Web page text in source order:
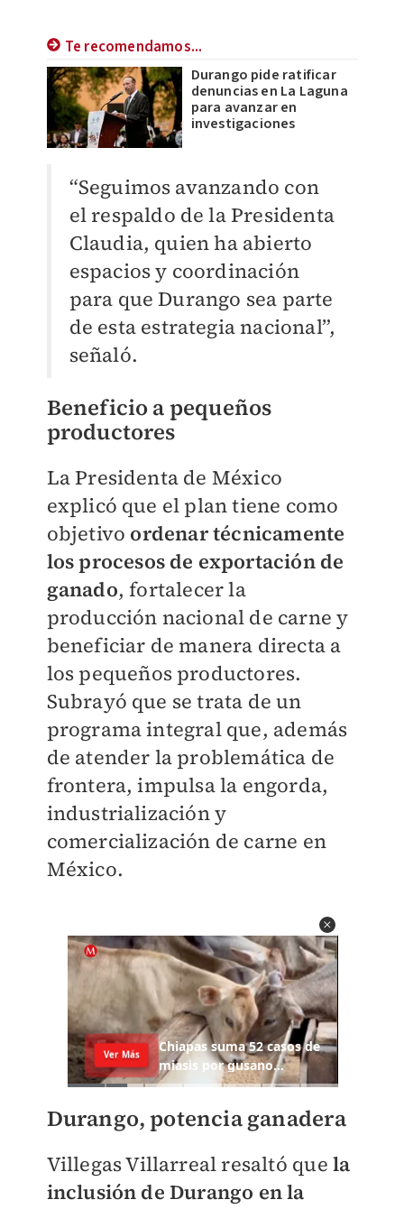
Te recomendamos...
Durango pide ratificar
denuncias en La Laguna
para avanzar en
investigaciones
“Seguimos avanzando con
el respaldo de la Presidenta
Claudia, quien ha abierto
espacios y coordinación
para que Durango sea parte
de esta estrategia nacional”,
señaló.
Beneficio a pequeños
productores
La Presidenta de México
explicó que el plan tiene como
objetivo ordenar técnicamente
los procesos de exportación de
ganado, fortalecer la
producción nacional de carne y
beneficiar de manera directa a
los pequeños productores.
Subrayó que se trata de un
programa integral que, además
de atender la problemática de
frontera, impulsa la engorda,
industrialización y
comercialización de carne en
México.
Durango, potencia ganadera
Villegas Villarreal resaltó que la
inclusión de Durango en la